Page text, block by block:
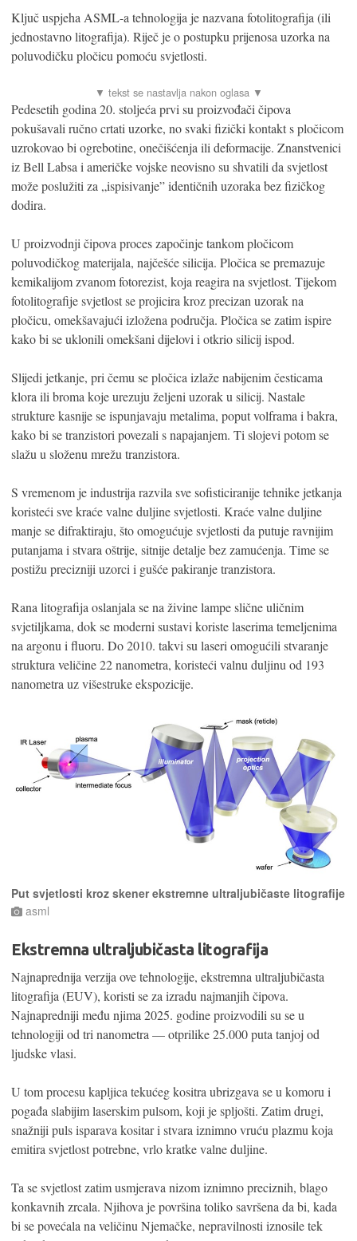
Ključ uspjeha ASML-a tehnologija je nazvana fotolitografija (ili
jednostavno litografija). Riječ je o postupku prijenosa uzorka na
poluvodičku pločicu pomoću svjetlosti.
Pedesetih godina 20. stoljeća prvi su proizvođači čipova
pokušavali ručno crtati uzorke, no svaki fizički kontakt s pločicom
uzrokovao bi ogrebotine, onečišćenja ili deformacije. Znanstvenici
iz Bell Labsa i američke vojske neovisno su shvatili da svjetlost
može poslužiti za „ispisivanje” identičnih uzoraka bez fizičkog
dodira.
U proizvodnji čipova proces započinje tankom pločicom
poluvodičkog materijala, najčešće silicija. Pločica se premazuje
kemikalijom zvanom fotorezist, koja reagira na svjetlost. Tijekom
fotolitografije svjetlost se projicira kroz precizan uzorak na
pločicu, omekšavajući izložena područja. Pločica se zatim ispire
kako bi se uklonili omekšani dijelovi i otkrio silicij ispod.
Slijedi jetkanje, pri čemu se pločica izlaže nabijenim česticama
klora ili broma koje urezuju željeni uzorak u silicij. Nastale
strukture kasnije se ispunjavaju metalima, poput volframa i bakra,
kako bi se tranzistori povezali s napajanjem. Ti slojevi potom se
slažu u složenu mrežu tranzistora.
S vremenom je industrija razvila sve sofisticiranije tehnike jetkanja
koristeći sve kraće valne duljine svjetlosti. Kraće valne duljine
manje se difraktiraju, što omogućuje svjetlosti da putuje ravnijim
putanjama i stvara oštrije, sitnije detalje bez zamućenja. Time se
postižu precizniji uzorci i gušće pakiranje tranzistora.
Rana litografija oslanjala se na živine lampe slične uličnim
svjetiljkama, dok se moderni sustavi koriste laserima temeljenima
na argonu i fluoru. Do 2010. takvi su laseri omogućili stvaranje
struktura veličine 22 nanometra, koristeći valnu duljinu od 193
nanometra uz višestruke ekspozicije.
Put svjetlosti kroz skener ekstremne ultraljubičaste litografije
asml
Ekstremna ultraljubičasta litografija
Najnaprednija verzija ove tehnologije, ekstremna ultraljubičasta
litografija (EUV), koristi se za izradu najmanjih čipova.
Najnapredniji među njima 2025. godine proizvodili su se u
tehnologiji od tri nanometra — otprilike 25.000 puta tanjoj od
ljudske vlasi.
U tom procesu kapljica tekućeg kositra ubrizgava se u komoru i
pogađa slabijim laserskim pulsom, koji je spljošti. Zatim drugi,
snažniji puls isparava kositar i stvara iznimno vruću plazmu koja
emitira svjetlost potrebne, vrlo kratke valne duljine.
Ta se svjetlost zatim usmjerava nizom iznimno preciznih, blago
konkavnih zrcala. Njihova je površina toliko savršena da bi, kada
bi se povećala na veličinu Njemačke, nepravilnosti iznosile tek